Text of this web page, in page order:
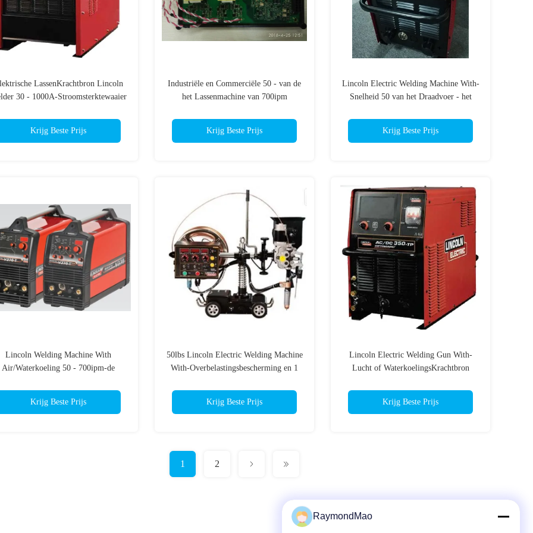
LassenKrachtbron Lincoln
30 - 1000A-Stroomsterktewaaier
Krijg Beste Prijs
Industriële en Commerciële 50 - van de
het Lassenmachine van 700ipm
Krijg Beste Prijs
Lincoln Electric Welding Machine With-
Snelheid 50 van het Draadvoer - het
Krijg Beste Prijs
Lincoln Welding Machine With
Air/Waterkoeling 50 - 700ipm-de
Krijg Beste Prijs
50lbs Lincoln Electric Welding Machine
With-Overbelastingsbescherming en 1
Krijg Beste Prijs
Lincoln Electric Welding Gun With-
Lucht of WaterkoelingsKrachtbron
Krijg Beste Prijs
1 2
RaymondMao